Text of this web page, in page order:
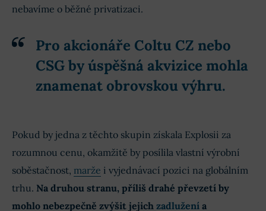
nebavíme o běžné privatizaci.
Pro akcionáře Coltu CZ nebo
CSG by úspěšná akvizice mohla
znamenat obrovskou výhru.
Pokud by jedna z těchto skupin získala Explosii za
rozumnou cenu, okamžitě by posílila vlastní výrobní
soběstačnost, marže i vyjednávací pozici na globálním
trhu. Na druhou stranu, příliš drahé převzetí by
mohlo nebezpečně zvýšit jejich zadlužení a